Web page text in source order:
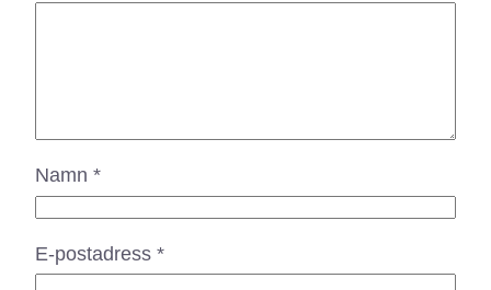
Namn *
E-postadress *